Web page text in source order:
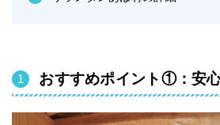
おすすめポイント①：安